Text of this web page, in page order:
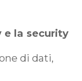
e la security
di dati,